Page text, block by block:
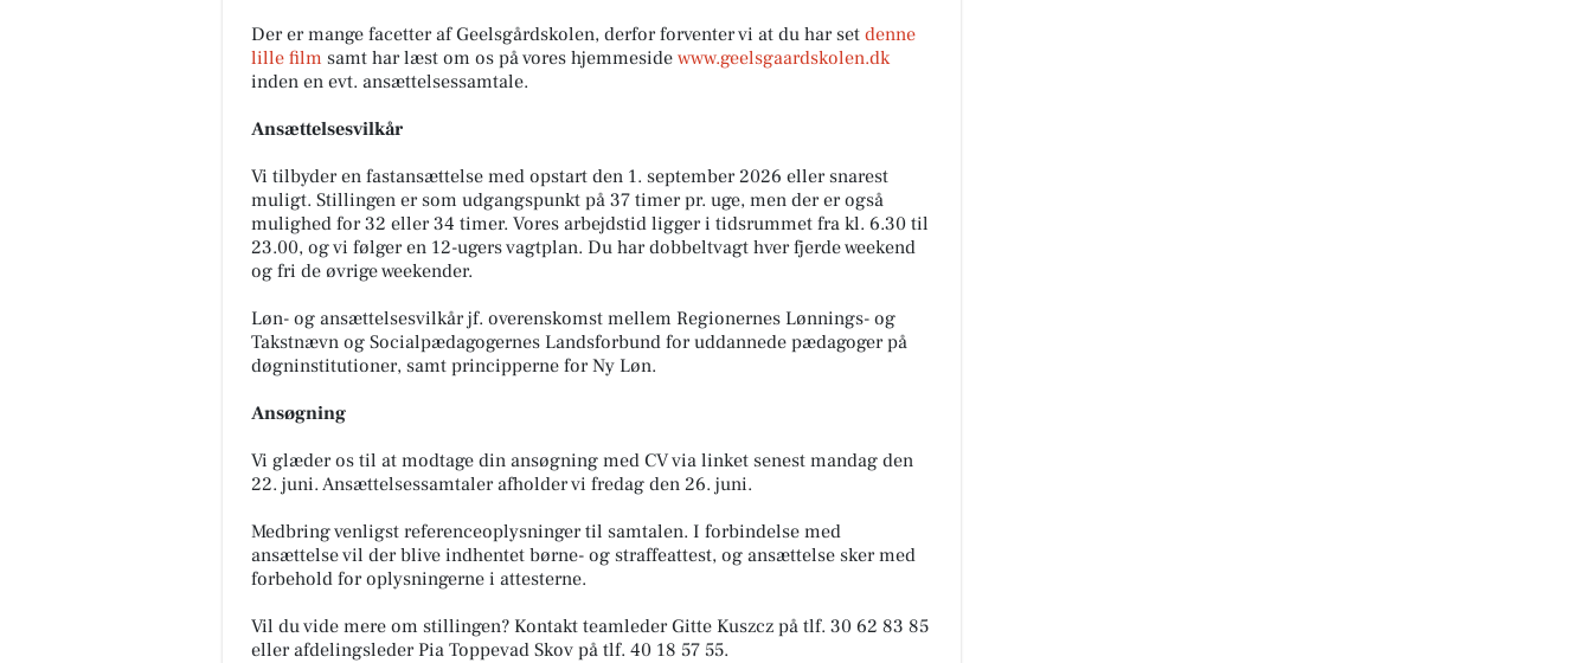
Der er mange facetter af Geelsgårdskolen, derfor forventer vi at du har set denne
lille film samt har læst om os på vores hjemmeside www.geelsgaardskolen.dk
inden en evt. ansættelsessamtale.
Ansættelsesvilkår
Vi tilbyder en fastansættelse med opstart den 1. september 2026 eller snarest
muligt. Stillingen er som udgangspunkt på 37 timer pr. uge, men der er også
mulighed for 32 eller 34 timer. Vores arbejdstid ligger i tidsrummet fra kl. 6.30 til
23.00, og vi følger en 12-ugers vagtplan. Du har dobbeltvagt hver fjerde weekend
og fri de øvrige weekender.
Løn- og ansættelsesvilkår jf. overenskomst mellem Regionernes Lønnings- og
Takstnævn og Socialpædagogernes Landsforbund for uddannede pædagoger på
døgninstitutioner, samt principperne for Ny Løn.
Ansøgning
Vi glæder os til at modtage din ansøgning med CV via linket senest mandag den
22. juni. Ansættelsessamtaler afholder vi fredag den 26. juni.
Medbring venligst referenceoplysninger til samtalen. I forbindelse med
ansættelse vil der blive indhentet børne- og straffeattest, og ansættelse sker med
forbehold for oplysningerne i attesterne.
Vil du vide mere om stillingen? Kontakt teamleder Gitte Kuszcz på tlf. 30 62 83 85
eller afdelingsleder Pia Toppevad Skov på tlf. 40 18 57 55.